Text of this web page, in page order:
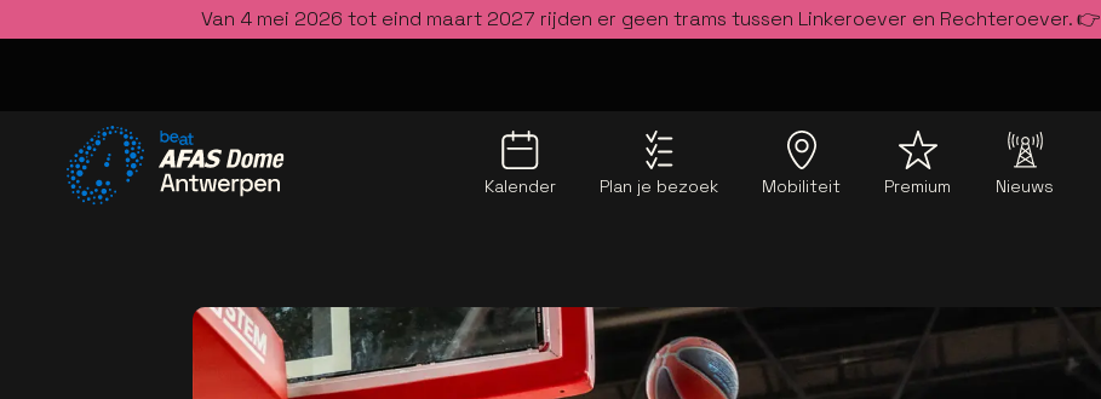
Van 4 mei 2026 tot eind maart 2027 rijden er geen trams tussen Linkeroever en Rechteroever. 👉
Kalender Plan je bezoek Mobiliteit Premium Nieuws